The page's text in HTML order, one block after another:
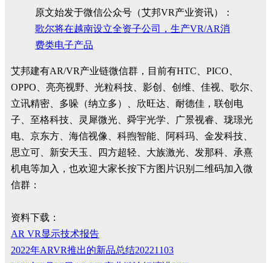
原文始发于微信公众号（艾邦VR产业资讯）：
歌尔将在越南设立全资子公司，生产VR/AR消
费类电子产品
艾邦建有AR/VR产业链微信群，目前有HTC、PICO、
OPPO、亮亮视野、光粒科技、影创、创维、佳视、歌尔、
立讯精密、多哚（纳立多）、欣旺达、耐德佳，联创电
子、至格科技、灵犀微光、舜宇光学、广景视睿、珑璟光
电、京东方、海信视像、科煦智能、阿科玛、金发科技、
思立可、新安天玉、四方超轻、大族激光、发那科、承熹
机电等加入，也欢迎大家长按下方图片识别二维码加入微
信群：
资料下载：
AR VR显示技术报告
2022年ARVR推出的新品总结20221103